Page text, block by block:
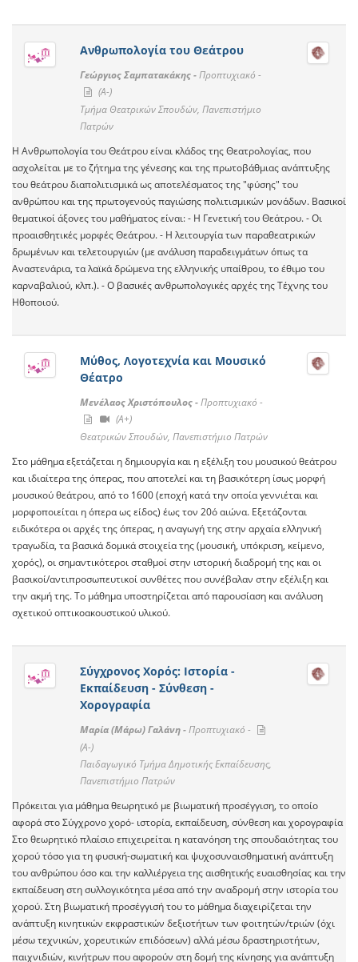
Ανθρωπολογία του Θεάτρου
Γεώργιος Σαμπατακάκης -Προπτυχιακό -
(A-)
Τμήμα Θεατρικών Σπουδών, Πανεπιστήμιο
Πατρών
Η Ανθρωπολογία του Θεάτρου είναι κλάδος της Θεατρολογίας, που
ασχολείται με το ζήτημα της γένεσης και της πρωτοβάθμιας ανάπτυξης
του θεάτρου διαπολιτισμικά ως αποτελέσματος της "φύσης" του
ανθρώπου και της πρωτογενούς παγιώσης πολιτισμικών μονάδων. Βασικοί
θεματικοί άξονες του μαθήματος είναι: - Η Γενετική του Θεάτρου. - Οι
προαισθητικές μορφές Θεάτρου. - Η λειτουργία των παραθεατρικών
δρωμένων και τελετουργιών (με ανάλυση παραδειγμάτων όπως τα
Αναστενάρια, τα λαϊκά δρώμενα της ελληνικής υπαίθρου, το έθιμο του
καρναβαλιού, κλπ.). - Ο βασικές ανθρωπολογικές αρχές της Τέχνης του
Ηθοποιού.
Μύθος, Λογοτεχνία και Μουσικό
Θέατρο
Μενέλαος Χριστόπουλος -Προπτυχιακό -
(A+)
Θεατρικών Σπουδών, Πανεπιστήμιο Πατρών
Στο μάθημα εξετάζεται η δημιουργία και η εξέλιξη του μουσικού θεάτρου
και ιδιαίτερα της όπερας, που αποτελεί και τη βασικότερη ίσως μορφή
μουσικού θεάτρου, από το 1600 (εποχή κατά την οποία γεννιέται και
μορφοποιείται η όπερα ως είδος) έως τον 20ό αιώνα. Εξετάζονται
ειδικότερα οι αρχές της όπερας, η αναγωγή της στην αρχαία ελληνική
τραγωδία, τα βασικά δομικά στοιχεία της (μουσική, υπόκριση, κείμενο,
χορός), οι σημαντικότεροι σταθμοί στην ιστορική διαδρομή της και οι
βασικοί/αντιπροσωπευτικοί συνθέτες που συνέβαλαν στην εξέλιξη και
την ακμή της. Το μάθημα υποστηρίζεται από παρουσίαση και ανάλυση
σχετικού οπτικοακουστικού υλικού.
Σύγχρονος Χορός: Ιστορία -
Εκπαίδευση - Σύνθεση -
Χορογραφία
Μαρία (Μάρω) Γαλάνη -Προπτυχιακό -
(A-)
Παιδαγωγικό Τμήμα Δημοτικής Εκπαίδευσης,
Πανεπιστήμιο Πατρών
Πρόκειται για μάθημα θεωρητικό με βιωματική προσέγγιση, το οποίο
αφορά στο Σύγχρονο χορό- ιστορία, εκπαίδευση, σύνθεση και χορογραφία
Στο θεωρητικό πλαίσιο επιχειρείται η κατανόηση της σπουδαιότητας του
χορού τόσο για τη φυσική-σωματική και ψυχοσυναισθηματική ανάπτυξη
του ανθρώπου όσο και την καλλιέργεια της αισθητικής ευαισθησίας και την
εκπαίδευση στη συλλογικότητα μέσα από την αναδρομή στην ιστορία του
χορού. Στη βιωματική προσέγγισή του το μάθημα διαχειρίζεται την
ανάπτυξη κινητικών εκφραστικών δεξιοτήτων των φοιτητών/τριών (όχι
μέσω τεχνικών, χορευτικών επιδόσεων) αλλά μέσω δραστηριοτήτων,
παιχνιδιών, κινήτρων που αφορούν στη δομή της κίνησης για ανάπτυξη